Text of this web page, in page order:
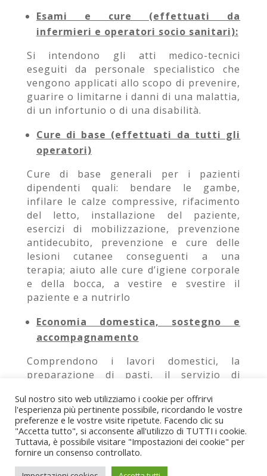
Esami e cure (effettuati da
infermieri e operatori socio sanitari):
Si intendono gli atti medico-tecnici
eseguiti da personale specialistico che
vengono applicati allo scopo di prevenire,
guarire o limitarne i danni di una malattia,
di un infortunio o di una disabilità.
Cure di base (effettuati da tutti gli
operatori)
Cure di base generali per i pazienti
dipendenti quali: bendare le gambe,
infilare le calze compressive, rifacimento
del letto, installazione del paziente,
esercizi di mobilizzazione, prevenzione
antidecubito, preven­zione e cure delle
lesioni cutanee conseguenti a una
terapia; aiuto alle cure d’igiene corporale
e della bocca, a vestire e svestire il
paziente e a nutrirlo
Economia domestica, sostegno e
accompagnamento
Comprendono i lavori domestici, la
preparazione di pasti, il servizio di
commissioni.
(C) 2022 - Spitex Il Sole SAGL
Sul nostro sito web utilizziamo i cookie per offrirvi
l'esperienza più pertinente possibile, ricordando le vostre
preferenze e le vostre visite ripetute. Facendo clic su
"Accetta tutto", si acconsente all'utilizzo di TUTTI i cookie.
Tuttavia, è possibile visitare "Impostazioni dei cookie" per
fornire un consenso controllato.